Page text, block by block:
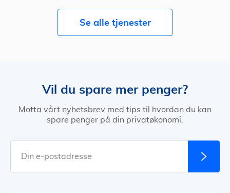
Se alle tjenester
Vil du spare mer penger?
Motta vårt nyhetsbrev med tips til hvordan du kan
spare penger på din privatøkonomi.